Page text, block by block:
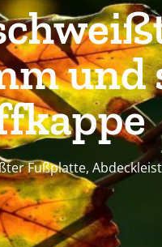
und
Fußplatte,